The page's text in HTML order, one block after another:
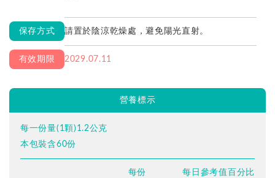
保存方式 請置於陰涼乾燥處，避免陽光直射。
有效期限 2029.07.11
營養標示
每一份量(1顆)1.2公克
本包裝含60份
每份 每日參考值百分比